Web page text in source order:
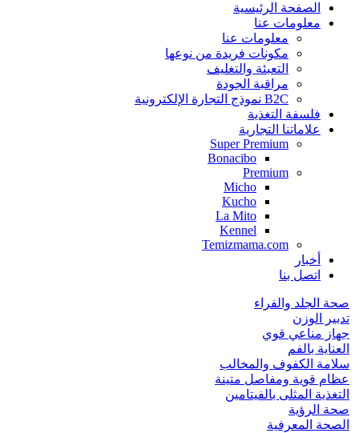
الصفحة الرئيسية
معلومات عنا
معلومات عنا
مكونات فريدة من نوعها
التعبئة والتغليف
مراقبة الجودة
B2C نموذج التجارة الإلكترونية
فلسفة التغذية
علاماتنا التجارية
Super Premium
Bonacibo
Premium
Micho
Kucho
La Mito
Kennel
Temizmama.com
أخبار
اتصل بنا
صحة الجلد والفراء
تدبير الوزن
جهاز مناعي قوي
العناية بالفم
سلامة الكفوف والمخالب
عظام قوية ومفاصل متينة
التغذية المثلى بالفيتامين
صحة الرؤية
الصحة المعرفية